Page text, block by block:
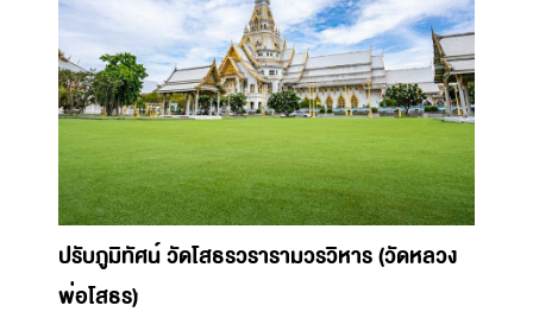
ปรับภูมิทัศน์ วัดโสธรวรารามวรวิหาร (วัดหลวง
พ่อโสธร)